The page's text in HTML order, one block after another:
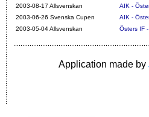
2003-08-17 Allsvenskan AIK -
2003-06-26 Svenska Cupen
AIK -
2003-05-04 Allsvenskan
Östers IF -
Application made by